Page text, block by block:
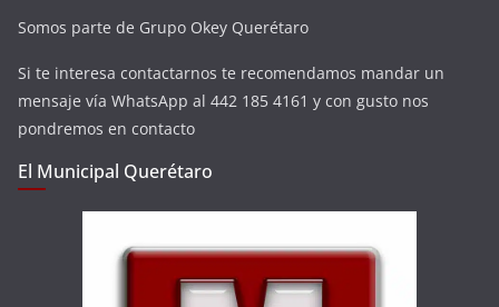
Somos parte de Grupo Okey Querétaro
Si te interesa contactarnos te recomendamos mandar un
mensaje vía WhatsApp al 442 185 4161 y con gusto nos
pondremos en contacto
El Municipal Querétaro